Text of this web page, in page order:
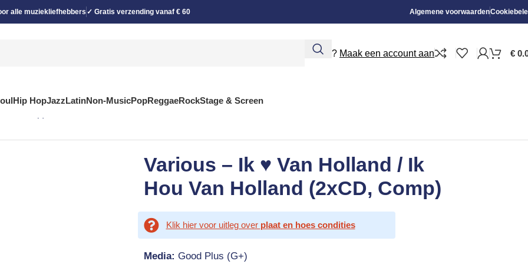
alle muziekliefhebbers ✓ Gratis verzending vanaf € 60 Algemene voorwaarden
Nieuw? Maak een account aan €
Hip HopJazzLatinNon-MusicPopReggaeRockStage & Screen
Various – Ik ♥ Van Holland / Ik
Hou Van Holland (2xCD, Comp)
Klik hier voor uitleg over plaat en hoes condities
Media: Good Plus (G+)